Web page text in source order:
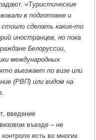
«Туристические
в подготовке и
сделать какие-то
иностранцев, но пока
Белоруссии,
международных
въезжает по визе или
(РВП) или видом на
введение
въезде – не
есть во многих